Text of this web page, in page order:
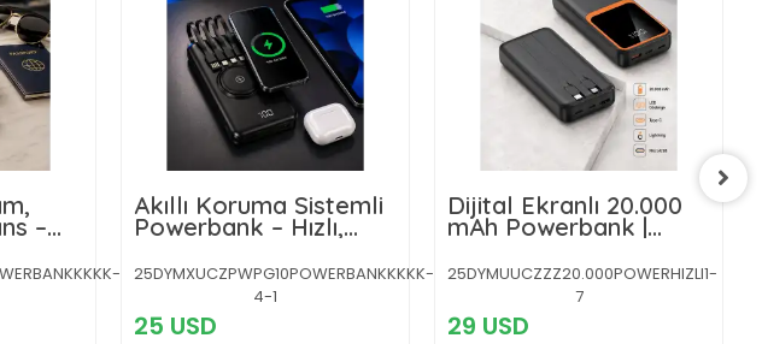
–
Akıllı Koruma Sistemli
Powerbank – Hızlı,
Güvenli ve Modern
25DYMXUCZPWPG10POWERBANKKKKK-
4-1
25 USD
Dijital Ekranlı 20.000
mAh Powerbank |
Çoklu Bağlantı
Seçeneği Yeni Nesil
25DYMUUCZZZ20.000POWERHIZLI1-
7
29 USD